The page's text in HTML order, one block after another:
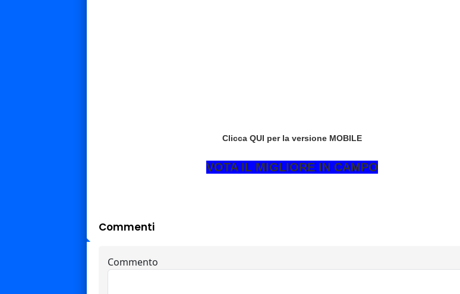
Clicca QUI per la versione MOBILE
VOTA IL MIGLIORE IN CAMPO
Commenti